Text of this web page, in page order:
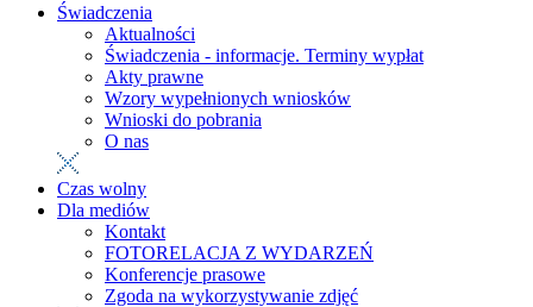
Świadczenia
Aktualności
Świadczenia - informacje. Terminy wypłat
Akty prawne
Wzory wypełnionych wniosków
Wnioski do pobrania
O nas
Czas wolny
Dla mediów
Kontakt
FOTORELACJA Z WYDARZEŃ
Konferencje prasowe
Zgoda na wykorzystywanie zdjęć